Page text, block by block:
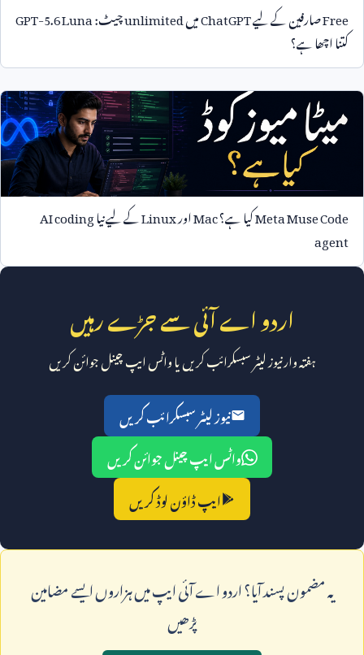
Freeصارفین کے لیےChatGPTمیںunlimitedچیٹ:GPT-5.6 Luna
کتنا اچھا ہے؟
Meta Muse Codeکیا ہے؟MacاورLinuxکے لیے نیاAI coding
agent
اردو اے آئی سے جڑے رہیں
ہفتہ وار نیوز لیٹر سبسکرائب کریں یا واٹس ایپ چینل جوائن کریں
نیوز لیٹر سبسکرائب کریں
واٹس ایپ چینل جوائن کریں
ایپ ڈاؤن لوڈ کریں
يہ مضمون پسند آيا؟ اردو اے آئی ايپ ميں ہزاروں ايسے مضامين
پڑھيں